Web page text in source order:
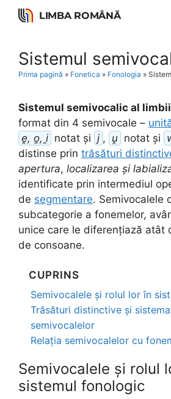
Skip
LIMBA ROMÂNĂ
Sistemul
Prima pagină » Fonetica » Fonologia »
Sistemul semivocalic al
format din 4 semivocale –
ḙ, o̯, i̯ notat și j , ṷ notat și
distinse prin trăsături
apertura, localizarea și
identificate prin intermediul
de segmentare. Semivocalele
subcategorie a fonemelor,
unice care le diferențiază atât
de consoane.
CUPRINS
Semivocalele și rolul lor în
Trăsături distinctive și
semivocalelor
Relația semivocalelor cu
Semivocalele și rolul
sistemul fonologic